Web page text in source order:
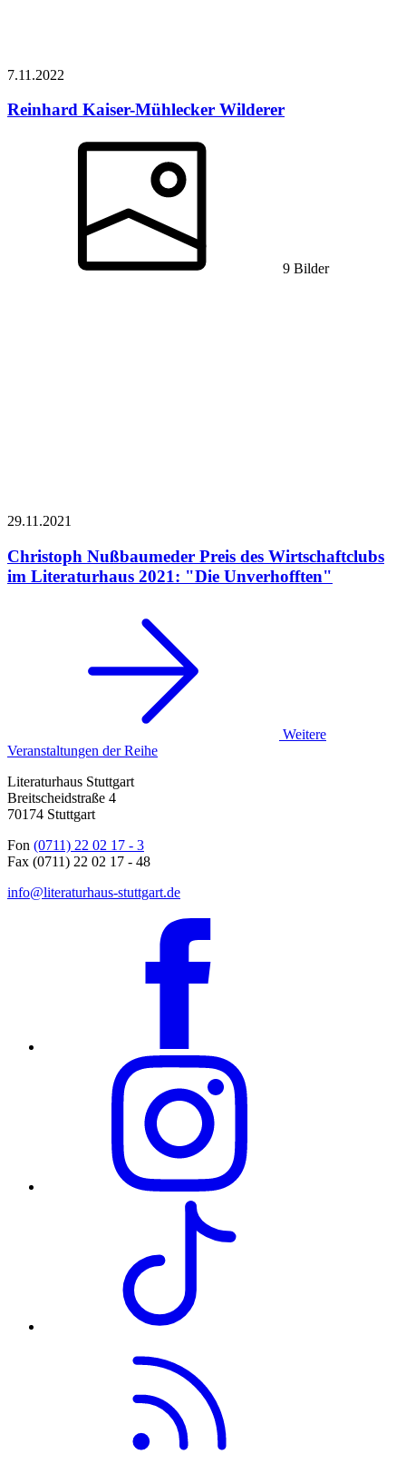
7.11.2022
Reinhard Kaiser-Mühlecker Wilderer
9 Bilder
29.11.2021
Christoph Nußbaumeder Preis des Wirtschaftclubs
im Literaturhaus 2021: "Die Unverhofften"
Weitere
Veranstaltungen der Reihe
Literaturhaus Stuttgart
Breitscheidstraße 4
70174 Stuttgart
Fon (0711) 22 02 17 - 3
Fax (0711) 22 02 17 - 48
info@literaturhaus-stuttgart.de